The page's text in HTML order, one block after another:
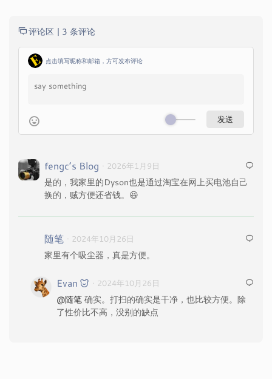
评论区 | 3 条评论
点击填写昵称和邮箱，方可发布评论
fengc’s Blog · 2026年1月9日
是的，我家里的Dyson也是通过淘宝在网上买电池自己
换的，贼方便还省钱。😆
随笔 · 2024年10月26日
家里有个吸尘器，真是方便。
Evan · 2024年10月26日
@随笔 确实。打扫的确实是干净，也比较方便。除
了性价比不高，没别的缺点